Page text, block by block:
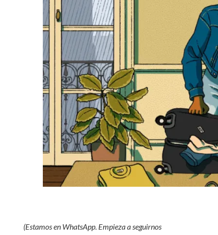
(Estamos en WhatsApp. Empieza a seguirnos